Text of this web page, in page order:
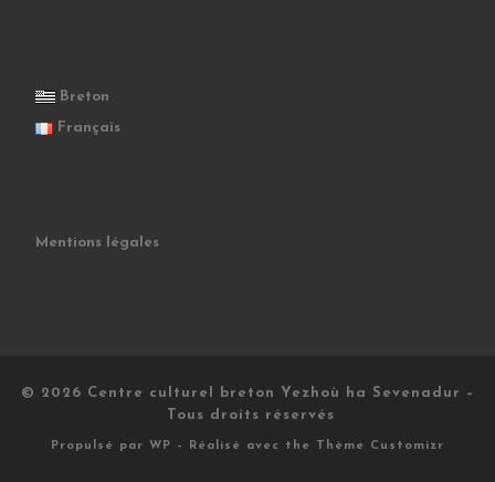
Breton
Français
Mentions légales
© 2026 Centre culturel breton Yezhoù ha Sevenadur
–
Tous droits réservés
Propulsé par WP – Réalisé avec the Thème Customizr